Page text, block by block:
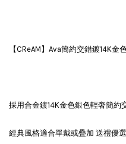
【CReAM】Ava簡約交錯鍍14K
採用合金鍍14K金色銀色輕奢簡約
經典風格適合單戴或疊加 送禮優